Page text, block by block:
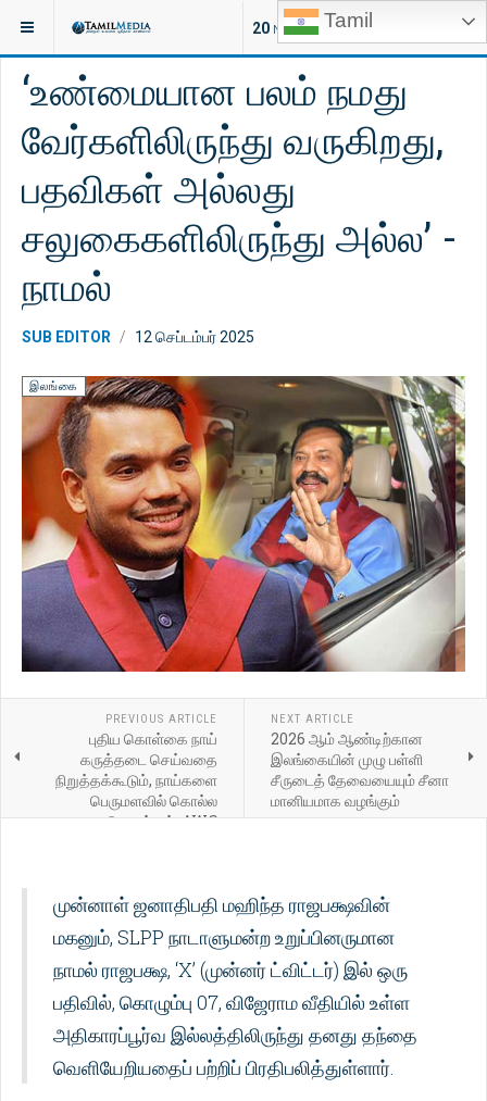
Tamil
20 NEW ARTICLES
இருக்குமிடம்: செய்திகள்
‘உண்மையான பலம் நமது
வேர்களிலிருந்து வருகிறது,
பதவிகள் அல்லது
சலுகைகளிலிருந்து அல்ல’ -
நாமல்
SUB EDITOR 12 செப்டம்பர் 2025
இலங்கை
PREVIOUS ARTICLE
புதிய கொள்கை நாய்
கருத்தடை செய்வதை
நிறுத்தக்கூடும், நாய்களை
பெருமளவில் கொல்ல
வழிவகுக்கும்: AWC
NEXT ARTICLE
2026 ஆம் ஆண்டிற்கான
இலங்கையின் முழு பள்ளி
சீருடைத் தேவையையும் சீனா
மானியமாக வழங்கும்
முன்னாள் ஜனாதிபதி மஹிந்த ராஜபக்ஷவின்
மகனும், SLPP நாடாளுமன்ற உறுப்பினருமான
நாமல் ராஜபக்ஷ, ‘X’ (முன்னர் ட்விட்டர்) இல் ஒரு
பதிவில், கொழும்பு 07, விஜேராம வீதியில் உள்ள
அதிகாரப்பூர்வ இல்லத்திலிருந்து தனது தந்தை
வெளியேறியதைப் பற்றிப் பிரதிபலித்துள்ளார்.